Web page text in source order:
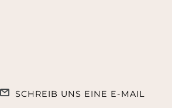
SCHREIB UNS EINE E-MAIL